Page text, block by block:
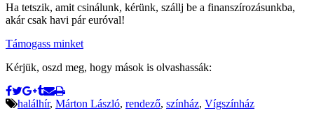
Ha tetszik, amit csinálunk, kérünk, szállj be a finanszírozásunkba,
akár csak havi pár euróval!
Támogass minket
Kérjük, oszd meg, hogy mások is olvashassák:
halálhír, Márton László, rendező, színház, Vígszínház